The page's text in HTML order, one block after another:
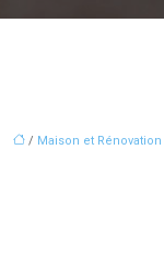
/ Maison et Rénovation